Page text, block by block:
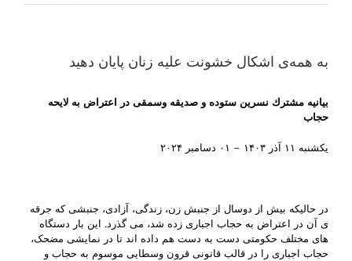
به همه‌ی اشکال خشونت علیه زنان پایان دهید
بیانیه مشترك نسرین ستوده و صدیقه وسمقی در اعتراض به لایحه
حجاب
يکشنبه ۱۱ آذر ۱۴۰۳ – ۰۱ دسامبر ۲۰۲۴
در حالیکه بیش از دوسال از جنبش زن، زندگی، آزادی، جنبشی که جرقه
ی آن در اعتراض به حجاب اجباری زده شد، می گذرد. این بار دستگاه
های مختلف حکومتی دست به دست هم داده اند تا در نمایشی مضحک،
حجاب اجباری را در قالب قانونی قرون وسطایی موسوم به حجاب و